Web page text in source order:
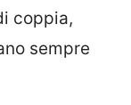
coppia,
sempre